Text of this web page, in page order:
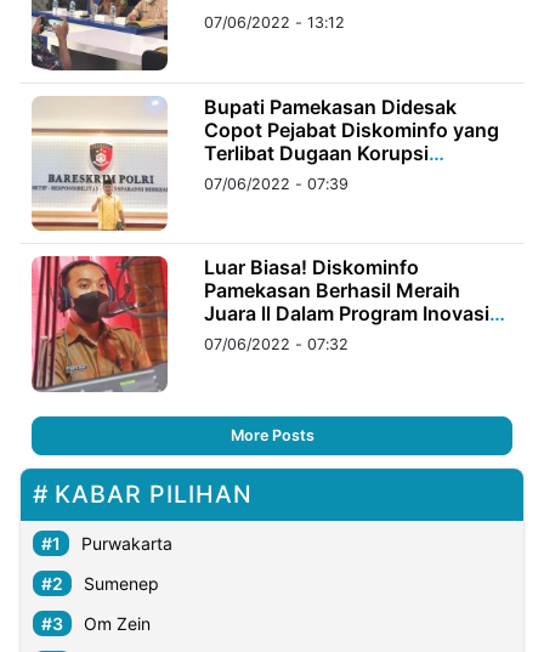
07/06/2022 - 13:12
Bupati Pamekasan Didesak
Copot Pejabat Diskominfo yang
Terlibat Dugaan Korupsi
DBHCHT 2021
07/06/2022 - 07:39
Luar Biasa! Diskominfo
Pamekasan Berhasil Meraih
Juara ll Dalam Program Inovasi
dan Teknologi Award
07/06/2022 - 07:32
More Posts
KABAR PILIHAN
Purwakarta
Sumenep
Om Zein